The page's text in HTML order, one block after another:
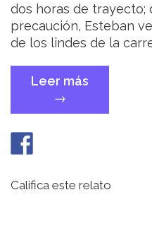
dos horas de trayecto;
precaución, Esteban
de los lindes de la
Leer más
→
Califica este relato